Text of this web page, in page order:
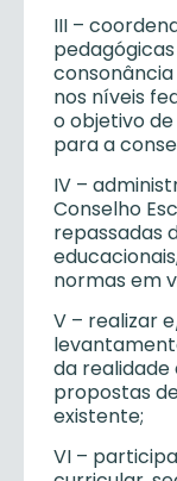
III –
nos níveis
o objetivo
para a
IV –
Conselho
repassadas
normas em
V – realizar
da realidade
propostas
existente;
VI –